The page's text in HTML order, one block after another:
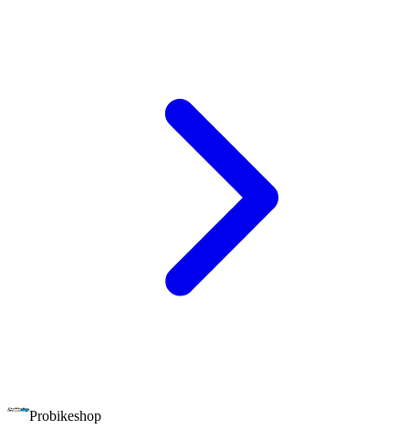
Probikeshop